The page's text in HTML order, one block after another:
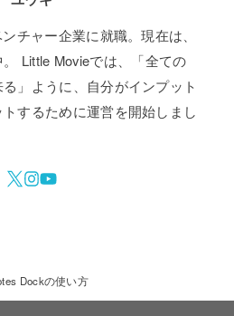
チャー企業に就職。現在は、
Little Movieでは、「全ての
」ように、自分がインプット
するために運営を開始しまし
Dockの使い方